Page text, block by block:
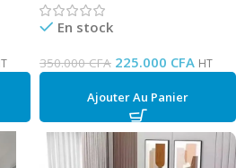
En stock
350.000CFA 225.000 CFA HT
Ajouter Au Panier